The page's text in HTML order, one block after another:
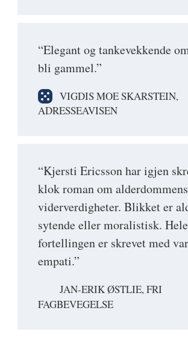
“Elegant og tankevekkende
bli gammel.”
VIGDIS MOE SKARSTEIN,
ADRESSEAVISEN
“Kjersti Ericsson har igjen
klok roman om alderdommens
viderverdigheter. Blikket er
sytende eller moralistisk.
fortellingen er skrevet med
empati.”
JAN-ERIK ØSTLIE, FRI
FAGBEVEGELSE